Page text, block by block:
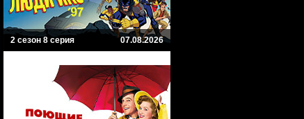
2 сезон 8 серия 07.08.2026